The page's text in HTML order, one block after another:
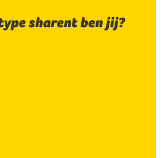
sharent ben jij?